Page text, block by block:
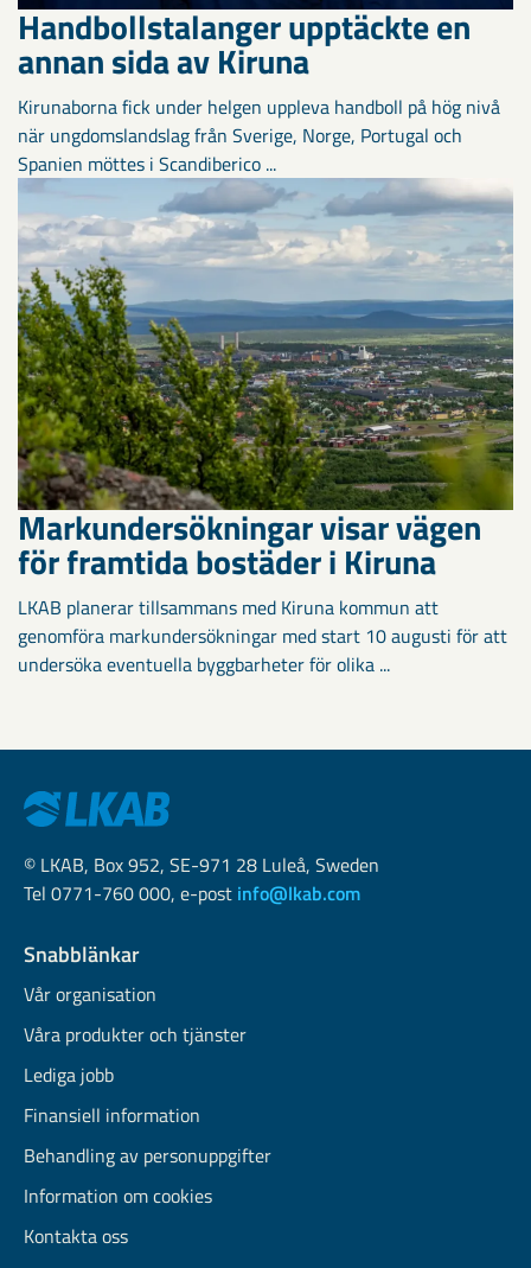
Handbollstalanger upptäckte en
annan sida av Kiruna
Kirunaborna fick under helgen uppleva handboll på hög nivå
när ungdomslandslag från Sverige, Norge, Portugal och
Spanien möttes i Scandiberico ...
Markundersökningar visar vägen
för framtida bostäder i Kiruna
LKAB planerar tillsammans med Kiruna kommun att
genomföra markundersökningar med start 10 augusti för att
undersöka eventuella byggbarheter för olika ...
© LKAB, Box 952, SE-971 28 Luleå, Sweden
Tel 0771-760 000, e-post info@lkab.com
Snabblänkar
Vår organisation
Våra produkter och tjänster
Lediga jobb
Finansiell information
Behandling av personuppgifter
Information om cookies
Kontakta oss